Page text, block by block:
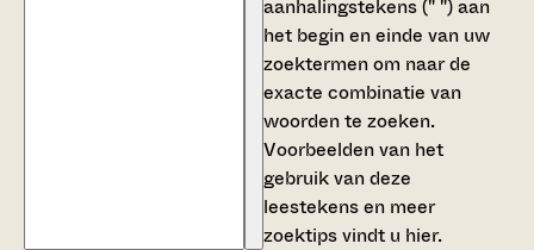
aanhalingstekens (" ")aan
het begin en einde van uw
zoektermen om naar de
exacte combinatie van
woorden te zoeken.
Voorbeelden van het
gebruik van deze
leestekens en meer
zoektips vindt u hier.